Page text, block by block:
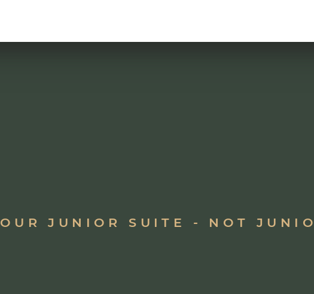
OUR JUNIOR SUITE - NOT